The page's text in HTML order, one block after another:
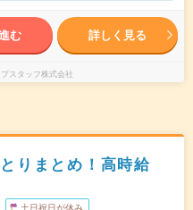
む 詳しく見る
スタッフ株式会社
りまとめ！高時給
土日祝日が休み